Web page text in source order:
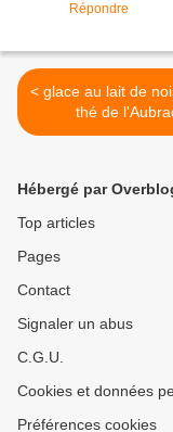
Répondre
< glace au lait de noisette et
thé de
Hébergé par
Top articles
Pages
Contact
Signaler un abus
C.G.U.
Cookies et données
Préférences cookies